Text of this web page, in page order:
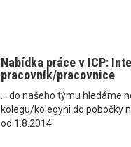
Nabídka práce v ICP:
pracovník/pracovnice
... do našeho týmu hledáme
kolegu/kolegyni do pobočky
od 1.8.2014